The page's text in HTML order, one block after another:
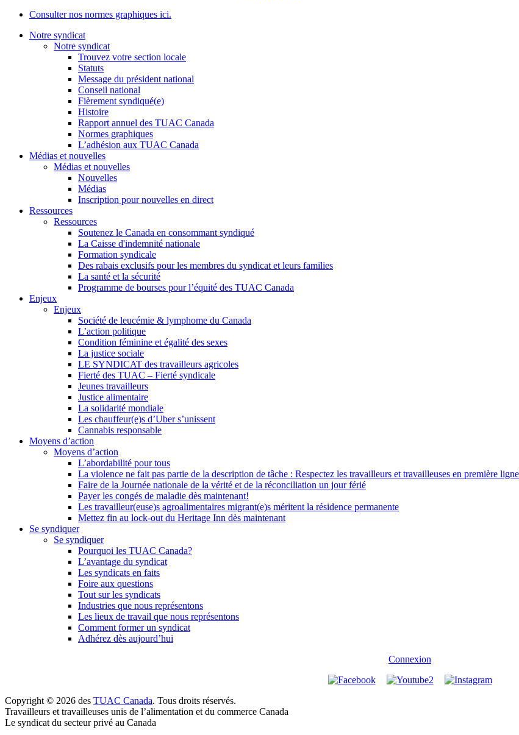
Consulter nos normes graphiques ici.
Notre syndicat
Notre syndicat
Trouvez votre section locale
Statuts
Message du président national
Conseil national
Fièrement syndiqué(e)
Histoire
Rapport annuel des TUAC Canada
Normes graphiques
L’adhésion aux TUAC Canada
Médias et nouvelles
Médias et nouvelles
Nouvelles
Médias
Inscription pour nouvelles en direct
Ressources
Ressources
Soutenez le Canada en consommant syndiqué
La Caisse d'indemnité nationale
Formation syndicale
Des rabais exclusifs pour les membres du syndicat et leurs families
La santé et la sécurité
Programme de bourses pour l’équité des TUAC Canada
Enjeux
Enjeux
Société de leucémie & lymphome du Canada
L’action politique
Condition féminine et égalité des sexes
La justice sociale
LE SYNDICAT des travailleurs agricoles
Fierté des TUAC – Fierté syndicale
Jeunes travailleurs
Justice alimentaire
La solidarité mondiale
Les chauffeur(e)s d’Uber s’unissent
Cannabis responsable
Moyens d’action
Moyens d’action
L’abordabilité pour tous
La violence ne fait pas partie de la description de tâche : Respectez les travailleurs et travailleuses en première
Faire de la Journée nationale de la vérité et de la réconciliation un jour férié
Payer les congés de maladie dès maintenant!
Les travailleur(euse)s agroalimentaires migrant(e)s méritent la résidence permanente
Mettez fin au lock-out du Heritage Inn dès maintenant
Se syndiquer
Se syndiquer
Pourquoi les TUAC Canada?
L’avantage du syndicat
Les syndicats en faits
Foire aux questions
Tout sur les syndicats
Industries que nous représentons
Les lieux de travail que nous représentons
Comment former un syndicat
Adhérez dès aujourd’hui
Connexion
Copyright © 2026 des TUAC Canada. Tous droits réservés.
Travailleurs et travailleuses unis de l’alimentation et du commerce Canada
Le syndicat du secteur privé au Canada